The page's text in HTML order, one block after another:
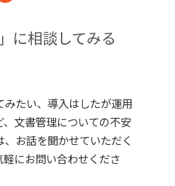
に相談してみる
たい、導入はしたが運用
文書管理についての不安
お話を聞かせていただく
にお問い合わせくださ